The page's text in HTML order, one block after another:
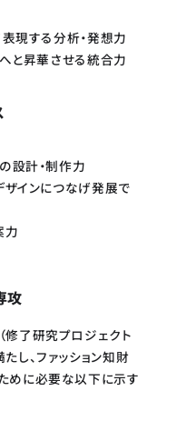
現する分析・発想力
と昇華させる統合力
設計・制作力
ザインにつなげ発展で
力
攻
修了研究プロジェクト
し、ファッション知財
めに必要な以下に示す